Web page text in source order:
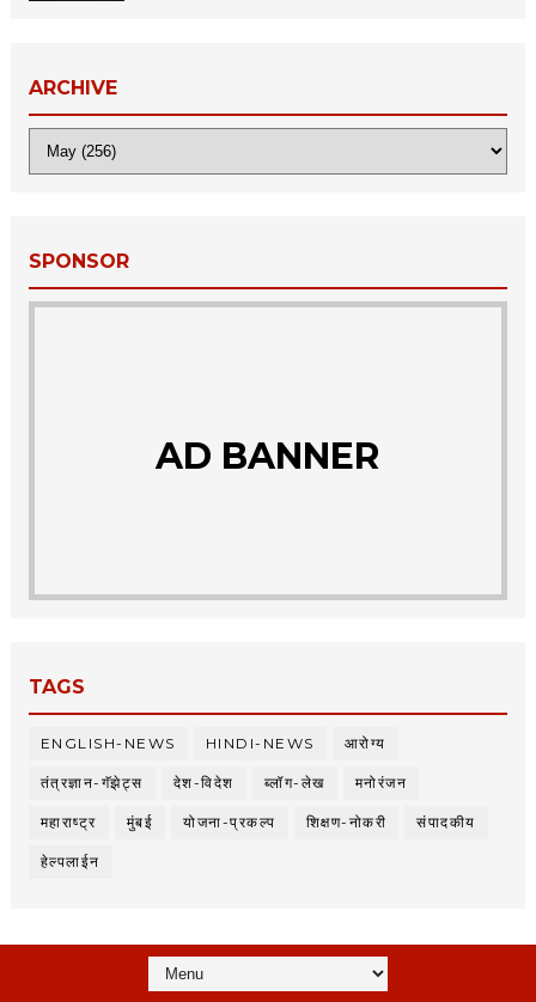
ARCHIVE
SPONSOR
AD BANNER
TAGS
ENGLISH-NEWS HINDI-NEWS आरोग्य
तंत्रज्ञान-गॅझेट्स देश-विदेश ब्लॉग-लेख मनोरंजन
महाराष्ट्र मुंबई योजना-प्रकल्प शिक्षण-नोकरी संपादकीय
हेल्पलाईन